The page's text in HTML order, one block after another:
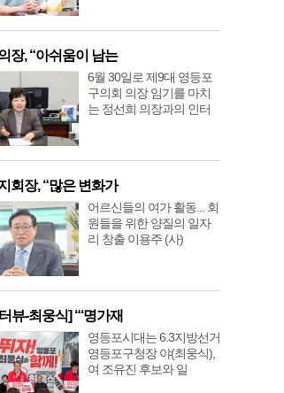
장, “아쉬움이 남는
6월 30일로 제9대 영등포
구의회 의장 임기를 마치
는 정선희 의장과의 인터
회장, “많은 변화가
어르신들의 여가 활동... 회
원들을 위한 양질의 일자
리 창출 이용주 (사)
뷰-최웅식] “‘명가재
영등포시대는 6.3지방선거
영등포구청장 야(최웅식),
여 조유진 후보와 일